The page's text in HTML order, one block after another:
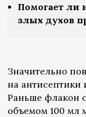
Помогает ли
злых духов
Значительно
на антисептики
Раньше флакон
объемом 100 мл